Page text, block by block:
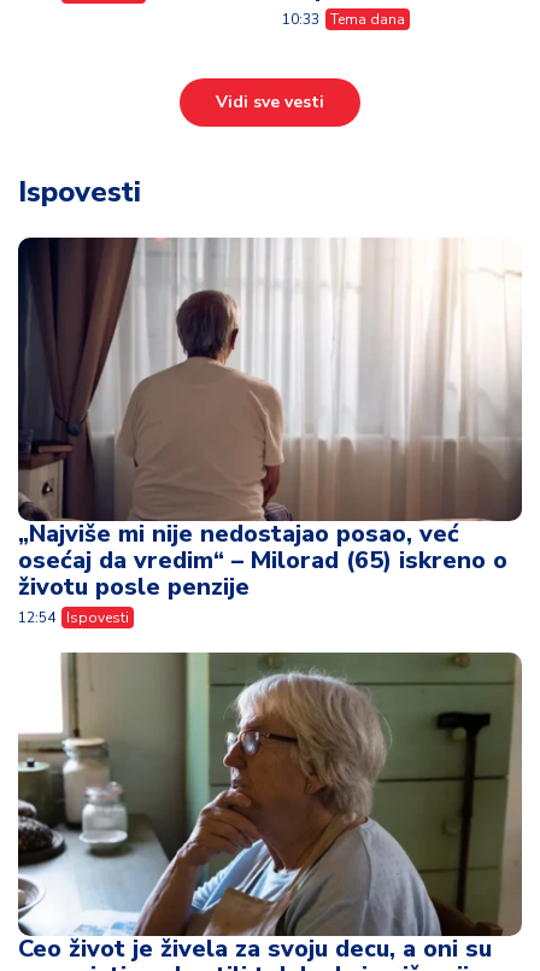
10:33 Tema dana
Vidi sve vesti
Ispovesti
„Najviše mi nije nedostajao posao, već
osećaj da vredim“ – Milorad (65) iskreno o
životu posle penzije
12:54 Ispovesti
Ceo život je živela za svoju decu, a oni su